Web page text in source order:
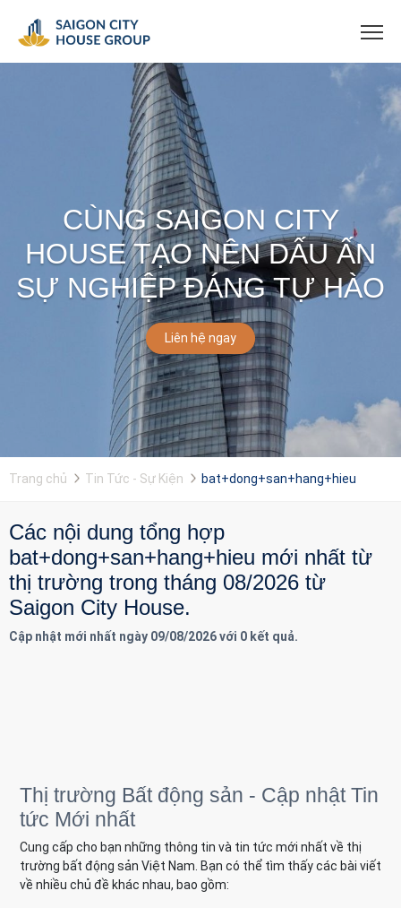
CÙNG SAIGON CITY
HOUSE TẠO NÊN DẤU ẤN
SỰ NGHIỆP ĐÁNG TỰ HÀO
Liên hệ ngay
Trang chủ Tin Tức - Sự Kiện bat+dong+san+hang+hieu
Các nội dung tổng hợp
bat+dong+san+hang+hieu mới nhất từ
thị trường trong tháng 08/2026 từ
Saigon City House.
Cập nhật mới nhất ngày 09/08/2026 với 0 kết quả.
Thị trường Bất động sản - Cập nhật Tin
tức Mới nhất
Cung cấp cho bạn những thông tin và tin tức mới nhất về thị
trường bất động sản Việt Nam. Bạn có thể tìm thấy các bài viết
về nhiều chủ đề khác nhau, bao gồm: